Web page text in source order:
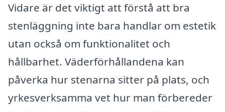
Vidare är det viktigt att förstå att bra
stenläggning inte bara handlar om estetik
utan också om funktionalitet och
hållbarhet. Väderförhållandena kan
påverka hur stenarna sitter på plats, och
yrkesverksamma vet hur man förbereder